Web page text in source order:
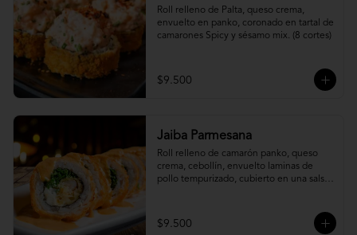
Roll relleno de Palta, queso crema,
envuelto en panko, coronado en tartal de
camarones Spicy y sésamo mix. (8 cortes)
$9.500
Jaiba Parmesana
Roll relleno de camarón panko, queso
crema, cebollín, envuelto laminas de
pollo tempurizado, cubierto en una salsa
$9.500